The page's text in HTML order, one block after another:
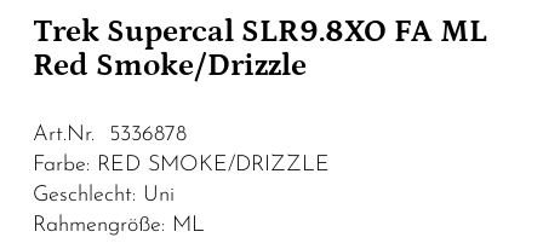
Trek Supercal SLR9.8XO FA ML
Red Smoke/Drizzle
Art.Nr. 5336878
Farbe: RED SMOKE/DRIZZLE
Geschlecht: Uni
Rahmengröße: ML